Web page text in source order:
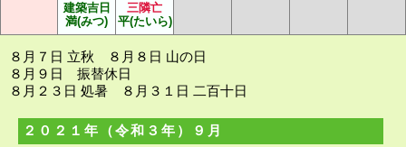
建築吉日
満(みつ)
三隣亡
平(たいら)
８月７日 立秋 ８月８日 山の日
８月９日 振替休日
８月２３日 処暑 ８月３１日 二百十日
２０２１年（令和３年）９月